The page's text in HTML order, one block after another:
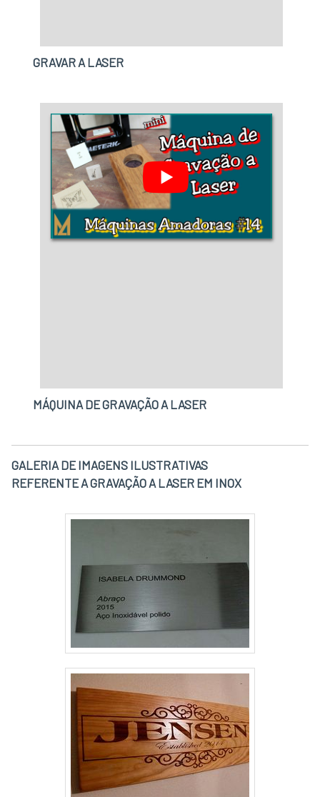
GRAVAR A LASER
MÁQUINA DE GRAVAÇÃO A LASER
GALERIA DE IMAGENS ILUSTRATIVAS
REFERENTE A GRAVAÇÃO A LASER EM INOX